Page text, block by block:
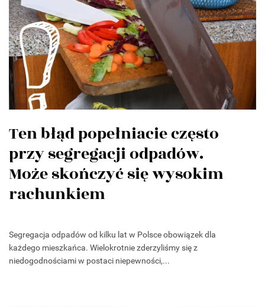
Ten błąd popełniacie często
przy segregacji odpadów.
Może skończyć się wysokim
rachunkiem
Segregacja odpadów od kilku lat w Polsce obowiązek dla
każdego mieszkańca. Wielokrotnie zderzyliśmy się z
niedogodnościami w postaci niepewności,...